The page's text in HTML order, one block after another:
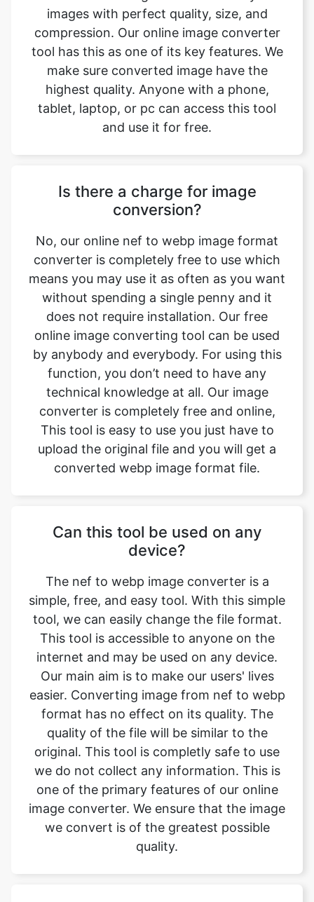
make sure converted image have the
highest quality. Anyone with a phone,
tablet, laptop, or pc can access this tool
and use it for free.
Is there a charge for image
converter is completely free to use which
means you may use it as often as you want
without spending a single penny and it
does not require installation. Our free
online image converting tool can be used
by anybody and everybody. For using this
function, you don’t need to have any
technical knowledge at all. Our image
converter is completely free and online,
This tool is easy to use you just have to
upload the original file and you will get a
converted webp image format file.
Can this tool be used on any
simple, free, and easy tool. With this simple
tool, we can easily change the file format.
This tool is accessible to anyone on the
internet and may be used on any device.
Our main aim is to make our users' lives
easier. Converting image from nef to webp
format has no effect on its quality. The
quality of the file will be similar to the
original. This tool is completly safe to use
we do not collect any information. This is
one of the primary features of our online
image converter. We ensure that the image
we convert is of the greatest possible
quality.
What is image converter tool?